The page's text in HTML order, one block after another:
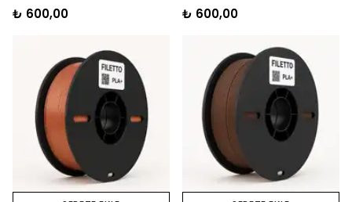
₺ 600,00 ₺ 600,00